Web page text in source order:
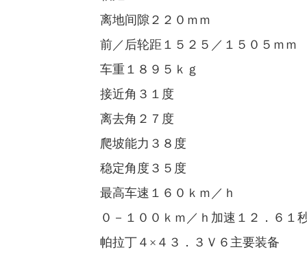
离地间隙２２０ｍｍ
前／后轮距１５２５／１５０５ｍｍ
车重１８９５ｋｇ
接近角３１度
离去角２７度
爬坡能力３８度
稳定角度３５度
最高车速１６０ｋｍ／ｈ
０－１００ｋｍ／ｈ加速１２．６１
帕拉丁４×４３．３Ｖ６主要装备